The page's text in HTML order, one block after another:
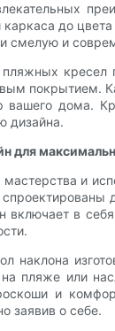
каркаса до
смелую и
кресел
покрытием.
вашего дома.
дизайна.
для
и
включает в
наклона
на пляже или
и
заявив о себе.